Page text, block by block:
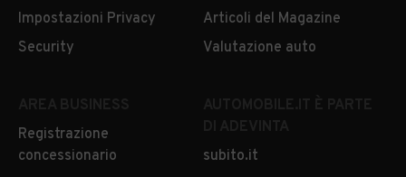
Impostazioni Privacy
Security
Articoli del Magazine
Valutazione auto
Registrazione
concessionario
subito.it